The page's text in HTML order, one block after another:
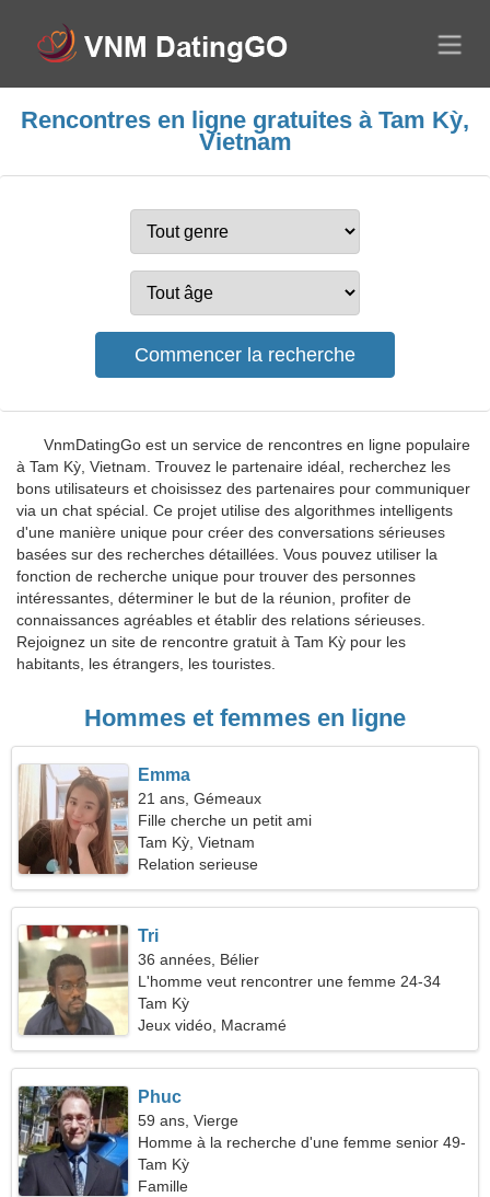
Rencontres en ligne gratuites à Tam Kỳ,
Vietnam
VnmDatingGo est un service de rencontres en ligne populaire
à Tam Kỳ, Vietnam. Trouvez le partenaire idéal, recherchez les
bons utilisateurs et choisissez des partenaires pour communiquer
via un chat spécial. Ce projet utilise des algorithmes intelligents
d'une manière unique pour créer des conversations sérieuses
basées sur des recherches détaillées. Vous pouvez utiliser la
fonction de recherche unique pour trouver des personnes
intéressantes, déterminer le but de la réunion, profiter de
connaissances agréables et établir des relations sérieuses.
Rejoignez un site de rencontre gratuit à Tam Kỳ pour les
habitants, les étrangers, les touristes.
Hommes et femmes en ligne
Emma
21 ans, Gémeaux
Fille cherche un petit ami
Tam Kỳ, Vietnam
Relation serieuse
Tri
36 années, Bélier
L'homme veut rencontrer une femme 24-34
Tam Kỳ
Jeux vidéo, Macramé
Phuc
59 ans, Vierge
Homme à la recherche d'une femme senior 49-
55
Tam Kỳ
Famille